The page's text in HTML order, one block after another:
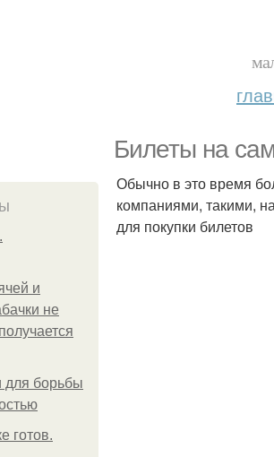
Билеты на
и
не
для борьбы
готов.
Обычно в это время
компаниями, такими,
для покупки билетов